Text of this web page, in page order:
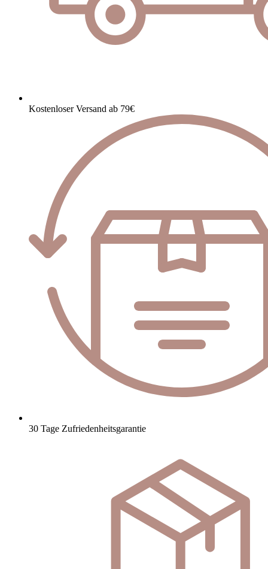
Kostenloser Versand ab 79€
30 Tage Zufriedenheitsgarantie